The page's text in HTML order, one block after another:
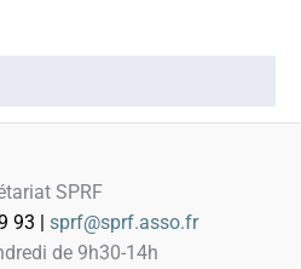
SPRF
93 | sprf@sprf.asso.fr
de 9h30-14h